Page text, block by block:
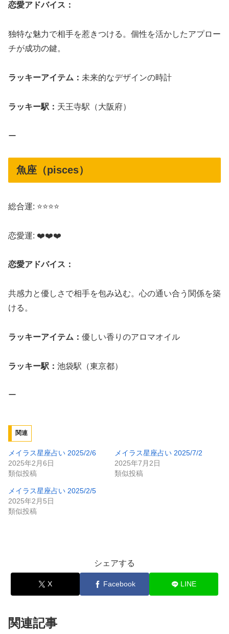
恋愛アドバイス：
独特な魅力で相手を惹きつける。個性を活かしたアプロー
チが成功の鍵。
ラッキーアイテム： 未来的なデザインの時計
ラッキー駅： 天王寺駅（大阪府）
ー
魚座（pisces）
総合運: ⭐⭐⭐⭐
恋愛運: ❤️❤️❤️
恋愛アドバイス：
共感力と優しさで相手を包み込む。心の通い合う関係を築
ける。
ラッキーアイテム： 優しい香りのアロマオイル
ラッキー駅： 池袋駅（東京都）
ー
関連
メイラス星座占い 2025/2/6
2025年2月6日
類似投稿
メイラス星座占い 2025/7/2
2025年7月2日
類似投稿
メイラス星座占い 2025/2/5
2025年2月5日
類似投稿
シェアする
X Facebook LINE
関連記事